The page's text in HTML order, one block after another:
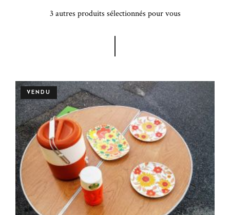
3 autres produits sélectionnés pour vous
VENDU